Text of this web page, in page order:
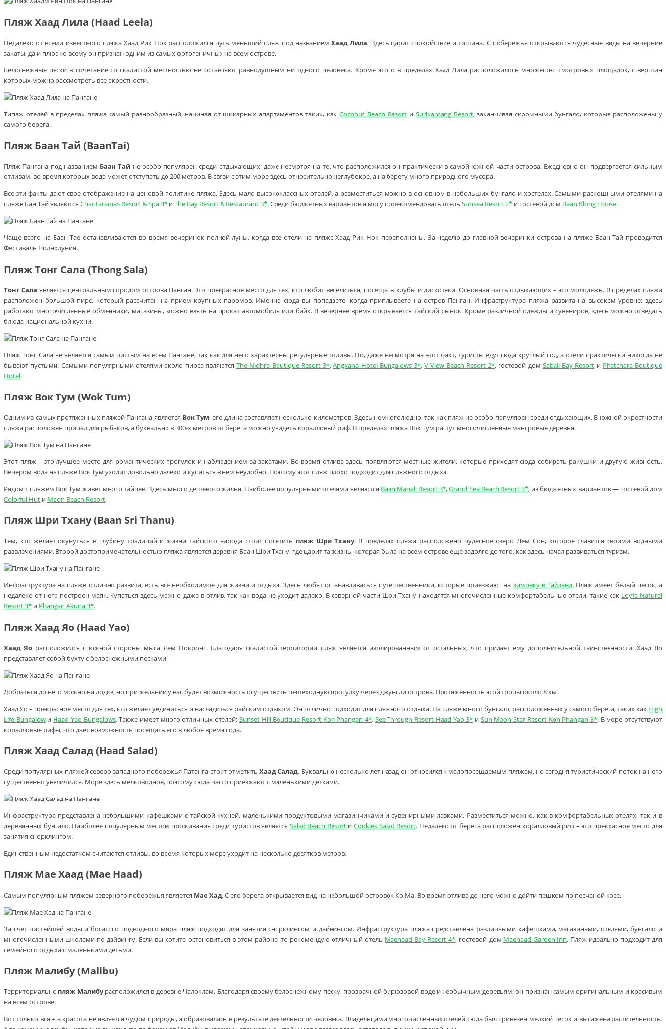
Пляж Хаад Лила (Haad Leela)
Недалеко от всеми известного пляжа Хаад Рик Нок расположился чуть меньший пляж под названиемХаад Лила. Здесь царит спокойствие и тишина. С побережья открываются чудесные виды на вечерние
закаты, да и плюс ко всему он признан одним из самых фотогеничных на всем острове.
Белоснежные пески в сочетание со скалистой местностью не оставляют равнодушным ни одного человека. Кроме этого в пределах Хаад Лила расположилось множество смотровых площадок, с вершин
которых можно рассмотреть все окрестности.
Типаж отелей в пределах пляжа самый разнообразный, начиная от шикарных апартаментов таких, как Cocohut Beach Resortи Surikantang Resort, заканчивая скромными бунгало, которые расположены у
самого берега.
Пляж Баан Тай (BaanTai)
Пляж Пангана под названием Баан Тай не особо популярен среди отдыхающих, даже несмотря на то, что расположился он практически в самой южной части острова. Ежедневно он подвергается сильным
отливам, во время которых вода может отступать до 200 метров. В связи с этим море здесь относительно неглубокое, а на берегу много природного мусора.
Все эти факты дают свое отображение на ценовой политике пляжа. Здесь мало высококлассных отелей, а разместиться можно в основном в небольших бунгало и хостелах. Самыми раскошными отелями на
пляже Бан Тай являются Chantaramas Resort & Spa 4* иThe Bay Resort & Restaurant 3*. Среди бюджетных вариантов я могу порекомендовать отель Sunsea Resort 2* и гостевой дом Baan Klong House.
Чаще всего на Баан Тае останавливаются во время вечеринок полной луны, когда все отели на пляже Хаад Рик Нок переполнены. За неделю до главной вечеринки острова на пляже Баан Тай проводится
Фестиваль Полнолуния.
Пляж Тонг Сала (Thong Sala)
Тонг Сала является центральным городом острова Панган. Это прекрасное место для тех, кто любит веселиться, посещать клубы и дискотеки. Основная часть отдыхающих – это молодежь. В пределах пляжа
расположен большой пирс, который рассчитан на прием крупных паромов. Именно сюда вы попадаете, когда приплываете на остров Панган. Инфраструктура пляжа развита на высоком уровне: здесь
работают многочисленные обменники, магазины, можно взять на прокат автомобиль или байк. В вечернее время открывается тайский рынок. Кроме различной одежды и сувениров, здесь можно отведать
блюда национальной кухни.
Пляж Тонг Сала не является самым чистым на всем Пангане, так как для него характерны регулярные отливы. Но, даже несмотря на этот факт, туристы едут сюда круглый год, а отели практически никогда не
бывают пустыми. Самыми популярными отелями около пирса являются The Nidhra Boutique Resort 3*,Angkana Hotel Bungalows 3*,V-View Beach Resort 2*, гостевой дом Sabaii Bay Resort и Phatchara Boutique
Hotel.
Пляж Вок Тум (Wok Tum)
Одним из самых протяженных пляжей Пангана является Вок Тум, его длина составляет несколько километров. Здесь немноголюдно, так как пляж не особо популярен среди отдыхающих. В южной окрестности
пляжа расположен причал для рыбаков, а буквально в 300-х метров от берега можно увидеть коралловый риф. В пределах пляжа Вок Тум растут многочисленные мангровые деревья.
Этот пляж – это лучшее место для романтических прогулок и наблюдением за закатами. Во время отлива здесь появляются местные жители, которые приходят сюда собирать ракушки и другую живность.
Вечером вода на пляже Вок Тум уходит довольно далеко и купаться в нем неудобно. Поэтому этот пляж плохо подходит для пляжного отдыха.
Рядом с пляжем Вок Тум живет много тайцев. Здесь много дешевого жилья. Наиболее популярными отелями являются Baan Manali Resort 3*,Grand Sea Beach Resort 3*, из бюджетных вариантов — гостевой дом
Colorful Hut и Moon Beach Resort.
Пляж Шри Тхану (Baan Sri Thanu)
Тем, кто желает окунуться в глубину традиций и жизни тайского народа стоит посетить пляж Шри Тхану. В пределах пляжа расположено чудесное озеро Лем Сон, которое славится своими водными
развлечениями. Второй достопримечательностью пляжа является деревня Баан Шри Тхану, где царит та жизнь, которая была на всем острове еще задолго до того, как здесь начал развиваться туризм.
Инфраструктура на пляже отлично развита, есть все необходимое для жизни и отдыха. Здесь любят останавливаться путешественники, которые приезжают на зимовку в Тайланд. Пляж имеет белый песок, а
недалеко от него построен маяк. Купаться здесь можно даже в отлив, так как вода не уходит далеко. В северной части Шри Тхану находятся многочисленные комфортабельные отели, такие как Loyfa Natural
Resort 3* и Phangan Akuna 3*.
Пляж Хаад Яо (Haad Yao)
Хаад Яо расположился с южной стороны мыса Лем Нокронг. Благодаря скалистой территории пляж является изолированным от остальных, что придает ему дополнительной таинственности. Хаад Яо
представляет собой бухту с белоснежными песками.
Добраться до него можно на лодке, но при желании у вас будет возможность осуществить пешеходную прогулку через джунгли острова. Протяженность этой тропы около 8 км.
Хаад Яо – прекрасное место для тех, кто желает уединиться и насладиться райским отдыхом. Он отлично подходит для пляжного отдыха. На пляже много бунгало, расположенных у самого берега, таких как High
Life Bungalowи Haad Yao Bungalows. Также имеет много отличных отелей: Sunset Hill Boutique Resort Koh Phangan 4*, See Through Resort Haad Yao 3* и Sun Moon Star Resort Koh Phangan 3*. В море отсутствуют
коралловые рифы, что дает возможность посещать его в любое время года.
Пляж Хаад Салад (Haad Salad)
Среди популярных пляжей северо-западного побережья Патанга стоит отметить Хаад Салад. Буквально несколько лет назад он относился к малопосещаемым пляжам, но сегодня туристический поток на него
существенно увеличился. Море здесь мелководное, поэтому сюда часто приезжают с маленькими детками.
Инфраструктура представлена небольшими кафешками с тайской кухней, маленькими продуктовыми магазинчиками и сувенирными лавками. Разместиться можно, как в комфортабельных отелях, так и в
деревянных бунгало. Наиболее популярным местом проживания среди туристов является Salad Beach ResortиCookies Salad Resort. Недалеко от берега расположен коралловый риф – это прекрасное место для
занятия снорклингом.
Единственным недостатком считаются отливы, во время которых море уходит на несколько десятков метров.
Пляж Мае Хаад (Mae Haad)
Самым популярным пляжем северного побережья является Мае Хад. С его берега открывается вид на небольшой островок Ко Ма. Во время отлива до него можно дойти пешком по песчаной косе.
За счет чистейшей воды и богатого подводного мира пляж подходит для занятия снорклингом и дайвингом. Инфраструктура пляжа представлена различными кафешками, магазинами, отелями, бунгало и
многочисленными школами по дайвингу. Если вы хотите остановиться в этом районе, то рекомендую отличный отель Maehaad Bay Resort 4*, гостевой дом Maehaad Garden Inn. Пляж идеально подходит для
семейного отдыха с маленькими детьми.
Пляж Малибу (Malibu)
Территориально пляж Малибурасположился в деревне Чалоклам. Благодаря своему белоснежному песку, прозрачной бирюзовой воде и необычным деревьям, он признан самым оригинальным и красивым
на всем острове.
Вот только вся эта красота не является чудом природы, а образовалась в результате деятельности человека. Владельцами многочисленных отелей сюда был привезен мелкий песок и высажена растительность.